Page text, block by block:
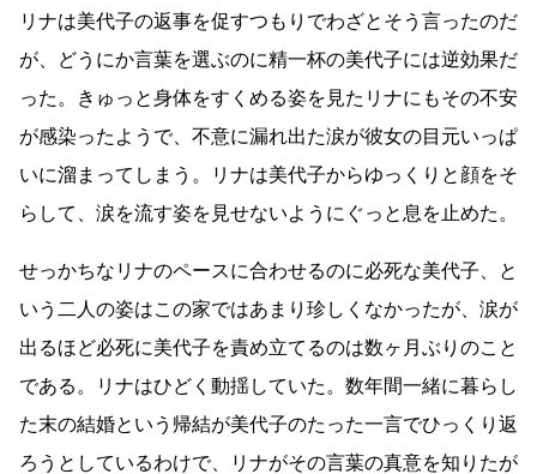
リナは美代子の返事を促すつもりでわざとそう言ったのだ
が、どうにか言葉を選ぶのに精一杯の美代子には逆効果だ
った。きゅっと身体をすくめる姿を見たリナにもその不安
が感染ったようで、不意に漏れ出た涙が彼女の目元いっぱ
いに溜まってしまう。リナは美代子からゆっくりと顔をそ
らして、涙を流す姿を見せないようにぐっと息を止めた。
せっかちなリナのペースに合わせるのに必死な美代子、と
いう二人の姿はこの家ではあまり珍しくなかったが、涙が
出るほど必死に美代子を責め立てるのは数ヶ月ぶりのこと
である。リナはひどく動揺していた。数年間一緒に暮らし
た末の結婚という帰結が美代子のたった一言でひっくり返
ろうとしているわけで、リナがその言葉の真意を知りたが